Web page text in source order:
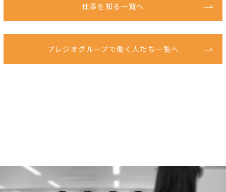
仕事を知る一覧へ
プレジオグループで働く人たち一覧へ